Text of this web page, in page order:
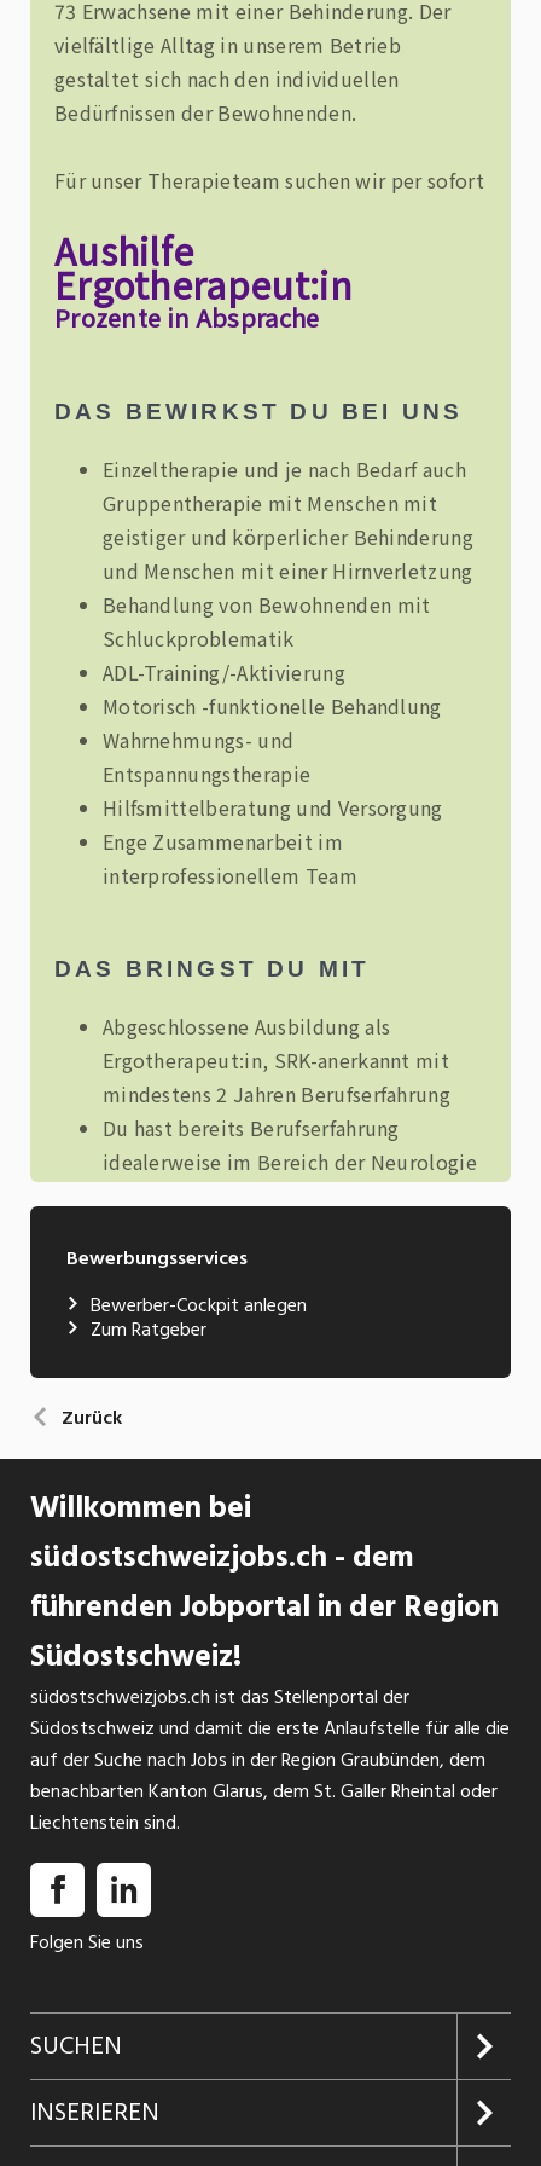
Bewerbungsservices
Bewerber-Cockpit anlegen
Zum Ratgeber
Zurück
Willkommen bei
südostschweizjobs.ch - dem
führenden Jobportal in der Region
Südostschweiz!
südostschweizjobs.ch ist das Stellenportal der
Südostschweiz und damit die erste Anlaufstelle für alle die
auf der Suche nach Jobs in der Region Graubünden, dem
benachbarten Kanton Glarus, dem St. Galler Rheintal oder
Liechtenstein sind.
Folgen Sie uns
SUCHEN
Jobs suchen
INSERIEREN